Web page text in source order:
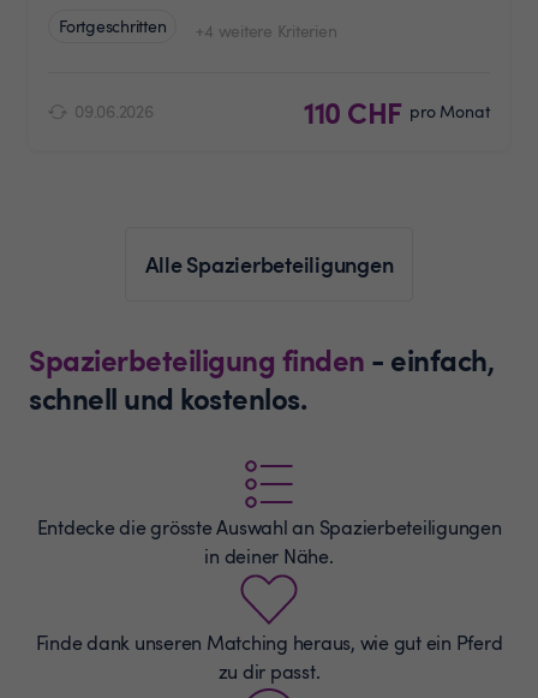
Fortgeschritten
+4 weitere Kriterien
09.06.2026 110 CHF pro Monat
Alle Spazierbeteiligungen
Spazierbeteiligung finden - einfach,
schnell und kostenlos.
Entdecke die grösste Auswahl an Spazierbeteiligungen
in deiner Nähe.
Finde dank unseren Matching heraus, wie gut ein Pferd
zu dir passt.